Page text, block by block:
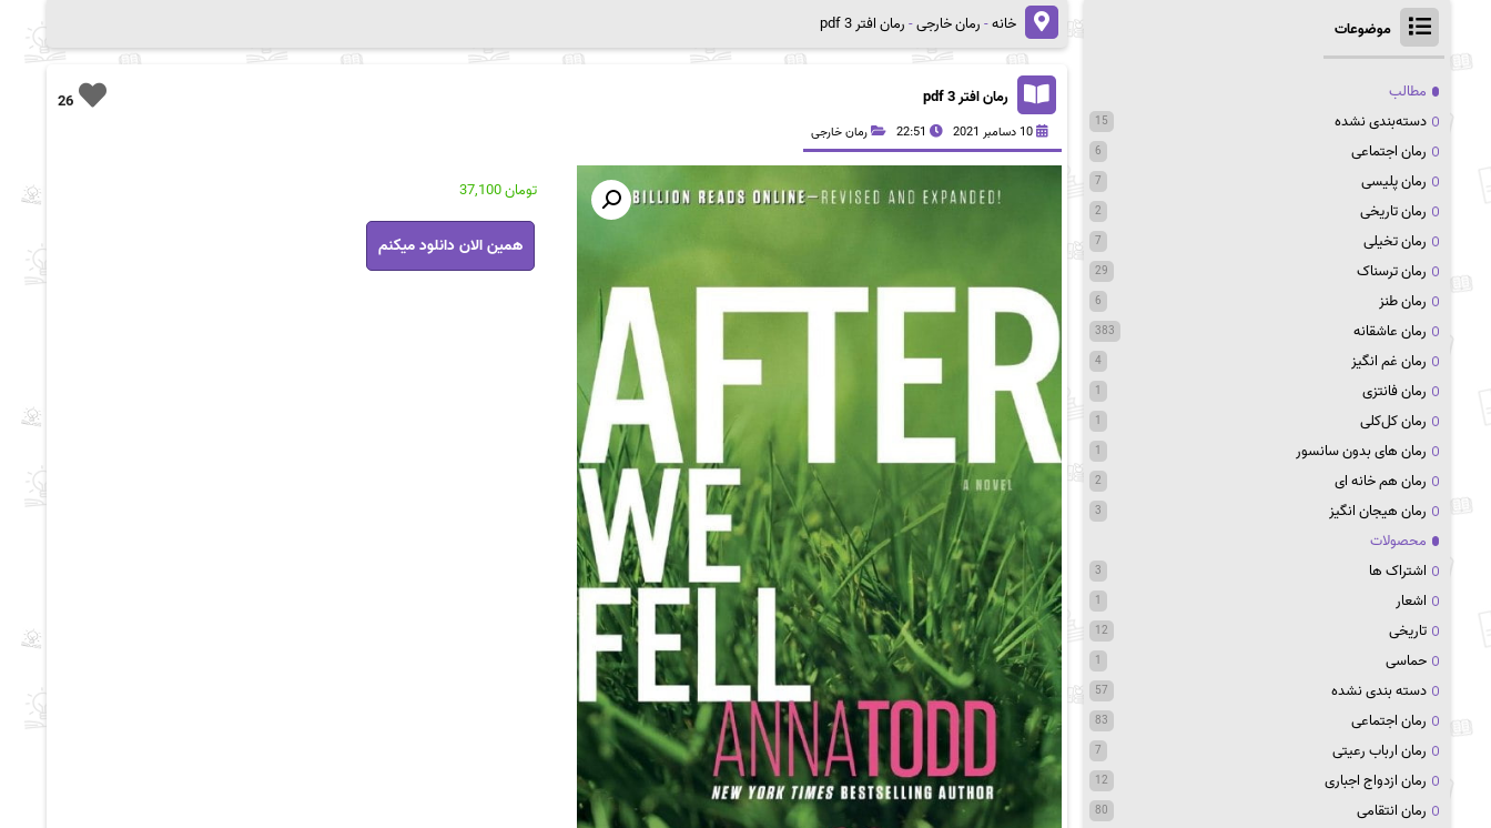
خانه-رمان خارجی-رمان افتر 3 pdf
26 رمان افتر 3 pdf
10 دسامبر 2021 22:51 رمان خارجی
تومان37,100
رمان
افتر
3
همین الان دانلود میکنم
موضوعات
مطالب
دسته‌بندی نشده
15
رمان اجتماعی 6
رمان پلیسی 7
رمان تاریخی 2
رمان تخیلی 7
رمان ترسناک 29
رمان طنز 6
رمان عاشقانه 383
رمان غم انگیز 4
رمان فانتزی 1
رمان کل‌کلی 1
رمان های بدون سانسور 1
رمان هم خانه ای 2
رمان هیجان انگیز 3
محصولات
اشتراک ها
3
اشعار 1
تاریخی 12
حماسی 1
دسته بندی نشده 57
رمان اجتماعی 83
رمان ارباب رعیتی 7
رمان ازدواج اجباری 12
رمان انتقامی 80